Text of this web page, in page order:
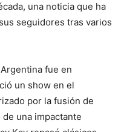
una noticia que ha
seguidores tras varios
fue en
un show en el
por la fusión de
una impactante